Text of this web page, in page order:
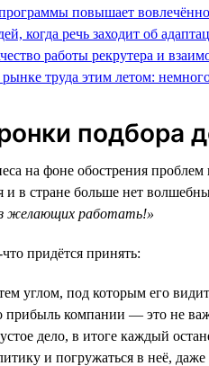
повышает
когда речь заходит об
работы рекрутера и
рынке труда этим летом:
подбора
на фоне обострения
и в стране больше нет
желающих работать!»
придётся принять:
углом, под которым его
прибыль компании — это не
дело, в итоге каждый
и погружаться в неё,